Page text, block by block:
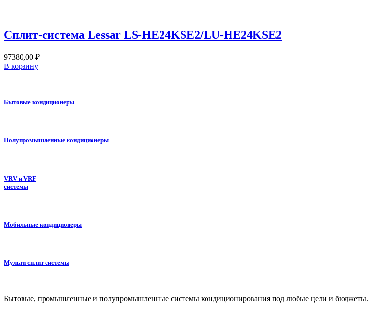
Сплит-система Lessar LS-HE24KSE2/LU-HE24KSE2
97380,00 ₽
В корзину
Бытовые кондиционеры
Полупромышленные кондиционеры
VRV и VRF
системы
Мобильные кондиционеры
Мульти сплит системы
Бытовые, промышленные и полупромышленные системы кондиционирования под любые цели и бюджеты.